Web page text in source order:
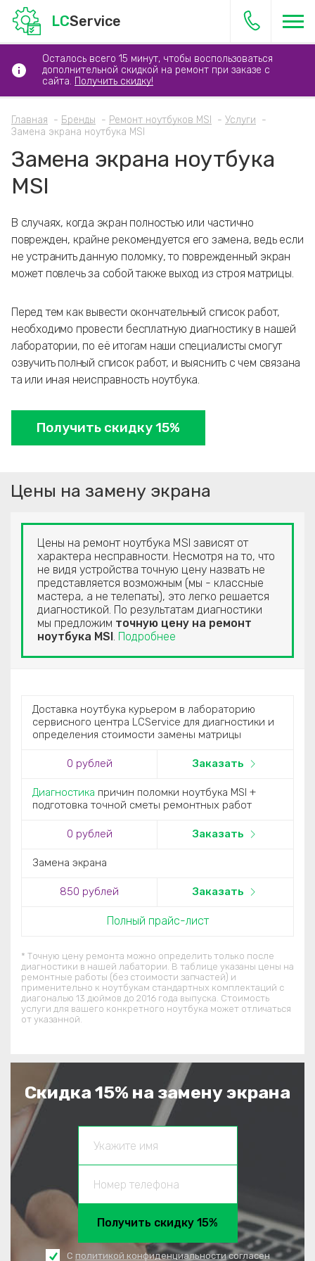
LCService
Осталось всего 15 минут, чтобы воспользоваться
дополнительной скидкой на ремонт при заказе с
сайта. Получить скидку!
Главная Бренды Ремонт ноутбуков MSI
Услуги
Замена экрана ноутбука MSI
Замена экрана ноутбука
MSI
В случаях, когда экран полностью или частично
поврежден, крайне рекомендуется его замена, ведь если
не устранить данную поломку, то поврежденный экран
может повлечь за собой также выход из строя матрицы.
Перед тем как вывести окончательный список работ,
необходимо провести бесплатную диагностику в нашей
лаборатории, по её итогам наши специалисты смогут
озвучить полный список работ, и выяснить с чем связана
та или иная неисправность ноутбука.
Получить скидку 15%
Цены на замену экрана
Цены на ремонт ноутбука MSI зависят от
характера несправности. Несмотря на то, что
не видя устройства точную цену назвать не
представляется возможным (мы - классные
мастера, а не телепаты), это легко решается
диагностикой. По результатам диагностики
мы предложим точную цену на ремонт
ноутбука MSI. Подробнее
Доставка ноутбука курьером в лабораторию
сервисного центра LCService для диагностики и
определения стоимости замены матрицы
0 рублей Заказать
Диагностика причин поломки ноутбука MSI +
подготовка точной сметы ремонтных работ
0 рублей Заказать
Замена экрана
850 рублей Заказать
Полный прайс-лист
* Точную цену ремонта можно определить только после
диагностики в нашей лабатории. В таблице указаны цены на
ремонтные работы (без стоимости запчастей) и
применительно к ноутбукам стандартных комплектаций c
диагональю 13 дюймов до 2016 года выпуска. Стоимость
услуги для вашего конкретного ноутбука может отличаться
от указанной.
Скидка 15% на замену экрана
Получить скидку 15%
С политикой конфиденциальностисогласен